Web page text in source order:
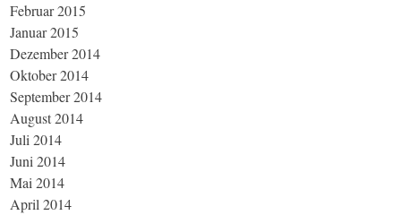
Februar 2015
Januar 2015
Dezember 2014
Oktober 2014
September 2014
August 2014
Juli 2014
Juni 2014
Mai 2014
April 2014